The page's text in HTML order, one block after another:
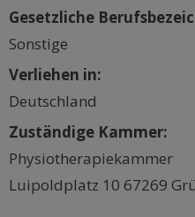
Gesetzliche
Sonstige
Verliehen in:
Deutschland
Zuständige Kammer:
Physiotherapiekammer
Luipoldplatz 10 67269